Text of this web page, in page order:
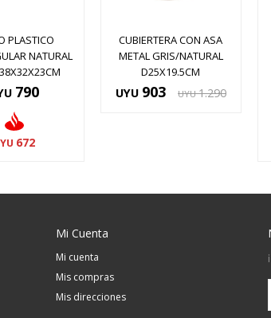
PLASTICO
NATURAL
790
672
CUBIERTERA CON ASA
METAL GRIS/NATURAL
D25X19.5CM
UYU 903 UYU 1.290
Mi Cuenta
Mi cuenta
Mis compras
Mis direcciones